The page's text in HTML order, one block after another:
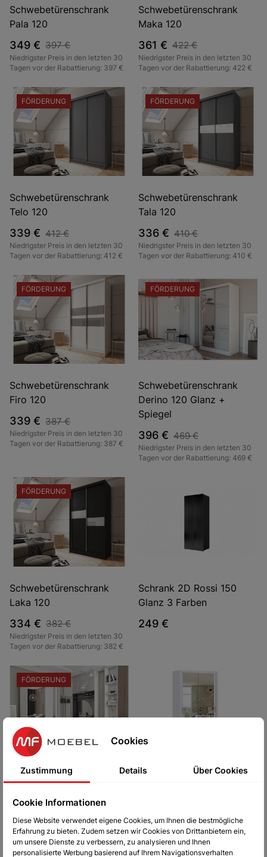
Schwebetürenschrank
Pala 120
349 € 397 €
Niedrigster Preis in den letzten 30
Tagen vor der Rabattierung: 397 €
Schwebetürenschrank
Maka 120
361 € 422 €
Niedrigster Preis in den letzten 30
Tagen vor der Rabattierung: 422 €
FÖRDERUNG
Schwebetürenschrank
Telo 120
339 € 412 €
Niedrigster Preis in den letzten 30
Tagen vor der Rabattierung: 412 €
FÖRDERUNG
Schwebetürenschrank
Tala 120
336 € 410 €
Niedrigster Preis in den letzten 30
Tagen vor der Rabattierung: 410 €
FÖRDERUNG
Schwebetürenschrank
Firo 120
339 € 387 €
Niedrigster Preis in den letzten 30
Tagen vor der Rabattierung: 387 €
FÖRDERUNG
Schwebetürenschrank
Derino 120 Glanz +
Spiegel
396 € 469 €
Niedrigster Preis in den letzten 30
Tagen vor der Rabattierung: 469 €
FÖRDERUNG
Schwebetürenschrank
Laka 120
334 € 382 €
Niedrigster Preis in den letzten 30
Tagen vor der Rabattierung: 382 €
Schrank 2D Rossi 150
Glanz 3 Farben
249 €
FÖRDERUNG
Schwebetürenschrank
Niedrigster Preis in den letzten 30
Tagen vor der Rabattierung: 420 €
Schwebetürenschrank
358 €
Cookies
Zustimmung Details Über Cookies
Cookie Informationen
Diese Website verwendet eigene Cookies, um Ihnen die bestmögliche
Erfahrung zu bieten. Zudem setzen wir Cookies von Drittanbietern ein,
um unsere Dienste zu verbessern, zu analysieren und Ihnen
personalisierte Werbung basierend auf Ihrem Navigationsverhalten